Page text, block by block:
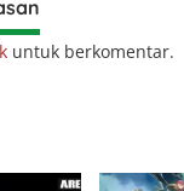
untuk berkomentar.